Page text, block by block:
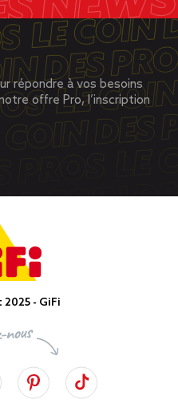
répondre à vos besoins
offre Pro, l’inscription
- GiFi